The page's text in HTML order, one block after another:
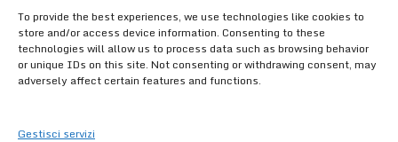
To provide the best experiences, we use technologies like cookies to
store and/or access device information. Consenting to these
technologies will allow us to process data such as browsing behavior
or unique IDs on this site. Not consenting or withdrawing consent, may
adversely affect certain features and functions.
Gestisci servizi
Terrible